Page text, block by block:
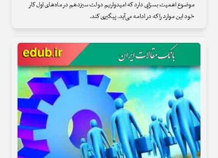
موضوع اهمیت بسزایی دارد که امیدواریم دولت سیزدهم در ماه‌های اول کار
خود این موارد را که در ادامه می‌آید، پیگیری کند.